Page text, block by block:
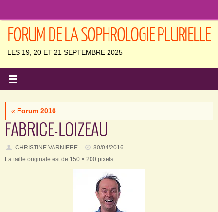
contenu
FORUM DE LA SOPHROLOGIE PLURIELLE
LES 19, 20 ET 21 SEPTEMBRE 2025
« Forum 2016
FABRICE-LOIZEAU
CHRISTINE VARNIERE
30/04/2016
La taille originale est de 150 × 200 pixels